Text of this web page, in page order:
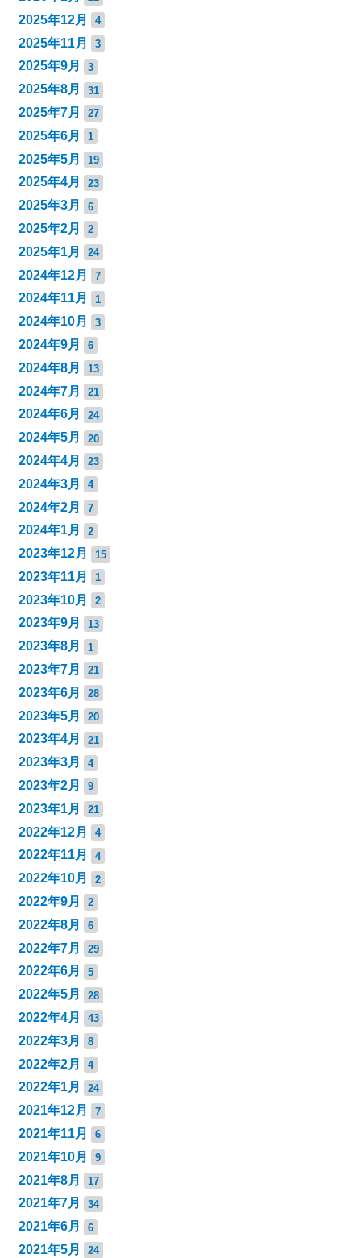
2025年12月 4
2025年11月 3
2025年9月 3
2025年8月 31
2025年7月 27
2025年6月 1
2025年5月 19
2025年4月 23
2025年3月 6
2025年2月 2
2025年1月 24
2024年12月 7
2024年11月 1
2024年10月 3
2024年9月 6
2024年8月 13
2024年7月 21
2024年6月 24
2024年5月 20
2024年4月 23
2024年3月 4
2024年2月 7
2024年1月 2
2023年12月 15
2023年11月 1
2023年10月 2
2023年9月 13
2023年8月 1
2023年7月 21
2023年6月 28
2023年5月 20
2023年4月 21
2023年3月 4
2023年2月 9
2023年1月 21
2022年12月 4
2022年11月 4
2022年10月 2
2022年9月 2
2022年8月 6
2022年7月 29
2022年6月 5
2022年5月 28
2022年4月 43
2022年3月 8
2022年2月 4
2022年1月 24
2021年12月 7
2021年11月 6
2021年10月 9
2021年8月 17
2021年7月 34
2021年6月 6
2021年5月 24